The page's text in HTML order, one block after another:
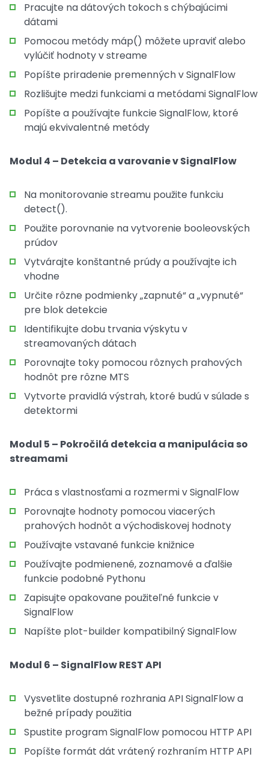
Pracujte na dátových tokoch s chýbajúcimi
dátami
Pomocou metódy máp() môžete upraviť alebo
vylúčiť hodnoty v streame
Popíšte priradenie premenných v SignalFlow
Rozlišujte medzi funkciami a metódami SignalFlow
Popíšte a používajte funkcie SignalFlow, ktoré
majú ekvivalentné metódy
Modul 4 – Detekcia a varovanie v SignalFlow
Na monitorovanie streamu použite funkciu
detect().
Použite porovnanie na vytvorenie booleovských
prúdov
Vytvárajte konštantné prúdy a používajte ich
vhodne
Určite rôzne podmienky „zapnuté“ a „vypnuté“
pre blok detekcie
Identifikujte dobu trvania výskytu v
streamovaných dátach
Porovnajte toky pomocou rôznych prahových
hodnôt pre rôzne MTS
Vytvorte pravidlá výstrah, ktoré budú v súlade s
detektormi
Modul 5 – Pokročilá detekcia a manipulácia so
streamami
Práca s vlastnosťami a rozmermi v SignalFlow
Porovnajte hodnoty pomocou viacerých
prahových hodnôt a východiskovej hodnoty
Používajte vstavané funkcie knižnice
Používajte podmienené, zoznamové a ďalšie
funkcie podobné Pythonu
Zapisujte opakovane použiteľné funkcie v
SignalFlow
Napíšte plot-builder kompatibilný SignalFlow
Modul 6 – SignalFlow REST API
Vysvetlite dostupné rozhrania API SignalFlow a
bežné prípady použitia
Spustite program SignalFlow pomocou HTTP API
Popíšte formát dát vrátený rozhraním HTTP API